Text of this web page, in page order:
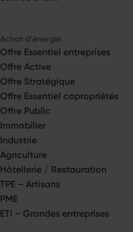
Achat d'énergie
Offre Essentiel entreprises
Offre Active
Offre Stratégique
Offre Essentiel copropriétés
Offre Public
Immobilier
Industrie
Agriculture
Hôtellerie / Restauration
TPE – Artisans
PME
ETI – Grandes entreprises